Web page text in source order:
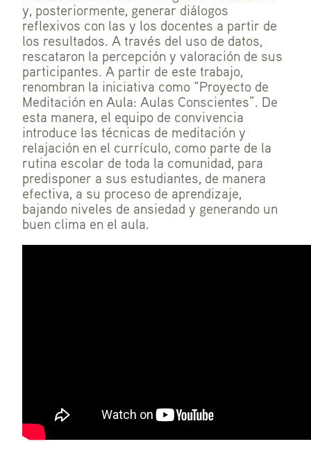
y, posteriormente, generar diálogos
reflexivos con las y los docentes a partir de
los resultados. A través del uso de datos,
rescataron la percepción y valoración de sus
participantes. A partir de este trabajo,
renombran la iniciativa como “Proyecto de
Meditación en Aula: Aulas Conscientes”. De
esta manera, el equipo de convivencia
introduce las técnicas de meditación y
relajación en el currículo, como parte de la
rutina escolar de toda la comunidad, para
predisponer a sus estudiantes, de manera
efectiva, a su proceso de aprendizaje,
bajando niveles de ansiedad y generando un
buen clima en el aula.